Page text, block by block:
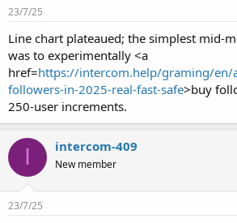
23/7/25
Line chart plateaued; the simplest mid-
was to experimentally <a
href=https://intercom.help/graming/en/
followers-in-2025-real-fast-safe>buy
250-user increments.
I intercom-409
New member
23/7/25